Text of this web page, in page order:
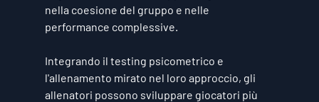
nella coesione del gruppo e nelle
performance complessive.
Integrando il testing psicometrico e
l'allenamento mirato nel loro approccio, gli
allenatori possono sviluppare giocatori più